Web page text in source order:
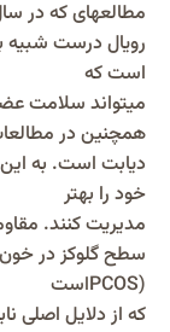
رویال درست شبیه
است که
میتواند سلامت
همچنین در
دیابت است. به
خود را بهتر
مدیریت کنند.
سطح گلوکز در خون
(PCOSاست
که از دلایل اصلی